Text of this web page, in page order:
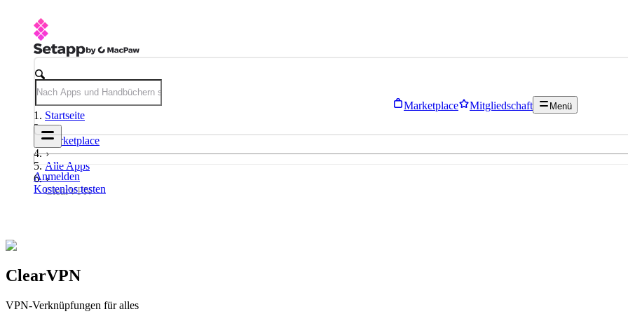
Marketplace Mitgliedschaft Menü
Anmelden
Kostenlos testen
Startseite
Marketplace
Alle Apps
ClearVPN
ClearVPN
VPN-Verknüpfungen für alles